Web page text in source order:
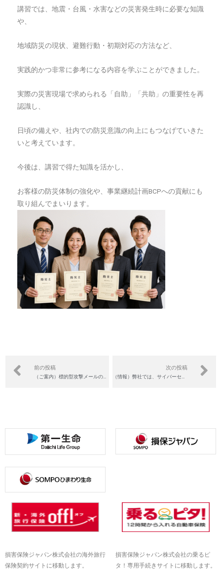
講習では、地震・台風・水害などの災害発生時に必要な知識
や、
地域防災の現状、避難行動・初期対応の方法など、
実践的かつ非常に参考になる内容を学ぶことができました。
実際の災害現場で求められる「自助」「共助」の重要性を再
認識し、
日頃の備えや、社内での防災意識の向上にもつなげていきた
いと考えています。
今後は、講習で得た知識を活かし、
お客様の防災体制の強化や、事業継続計画BCPへの貢献にも
取り組んでまいります。
前の投稿
（ご案内）標的型攻撃メールの訓練サービス
次の投稿
（情報）弊社では、サイバーセキュリティ対策支援を強化しています。
損害保険ジャパン株式会社の海外旅行
保険契約サイトに移動します。
損害保険ジャパン株式会社の乗るピ
タ！専用手続きサイトに移動します。